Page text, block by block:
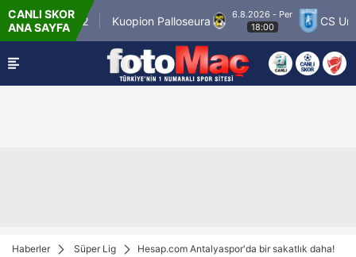
CANLI SKOR
ANA SAYFA
Match 12 Kuopion Palloseura
6.8.2026 - Per
18:00
CS
Haberler Süper Lig Hesap.com Antalyaspor'da bir sakatlık daha!